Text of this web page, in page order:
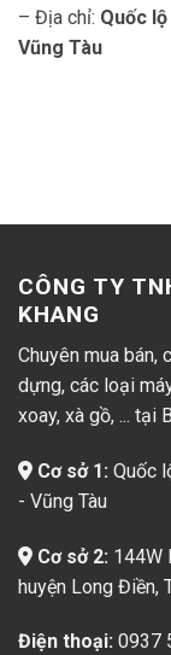
– Địa chỉ: Quốc
Vũng Tàu
CÔNG TY
KHANG
Chuyên mua bán,
dựng, các loại
xoay, xà gồ, ... tại
Cơ sở 1: Quốc
- Vũng Tàu
Cơ sở 2: 144W
huyện Long Điền,
Điện thoại: 0937